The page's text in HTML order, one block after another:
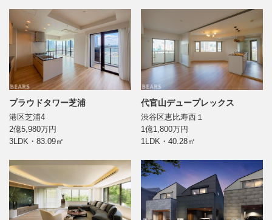
プラウドタワー芝浦
港区芝浦4
2億5,980万円
3LDK・83.09㎡
代官山デュープレックス
渋谷区恵比寿西１
1億1,800万円
1LDK・40.28㎡